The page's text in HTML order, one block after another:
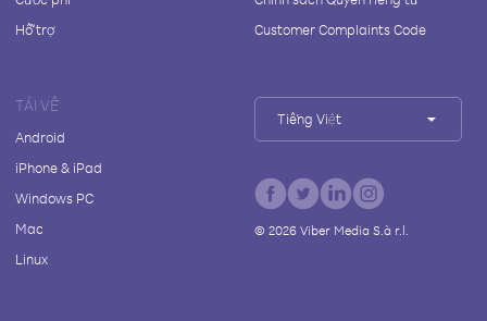
Hỗ trợ
Customer Complaints Code
TẢI VỀ
Android
iPhone & iPad
Windows PC
Mac
Linux
Tiếng Việt
© 2026Viber Media S.à r.l.